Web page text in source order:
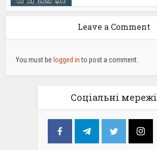
Leave a Comment
You must be logged into post a comment.
Соціальні мережі